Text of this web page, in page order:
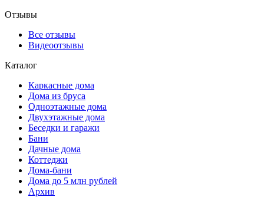
Отзывы
Все отзывы
Видеоотзывы
Каталог
Каркасные дома
Дома из бруса
Одноэтажные дома
Двухэтажные дома
Беседки и гаражи
Бани
Дачные дома
Коттеджи
Дома-бани
Дома до 5 млн рублей
Архив